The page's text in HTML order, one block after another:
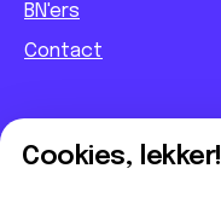
BN'ers
Contact
Informatief
Cookies, lekker!